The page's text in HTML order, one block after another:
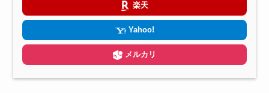
楽天
Yahoo!
メルカリ